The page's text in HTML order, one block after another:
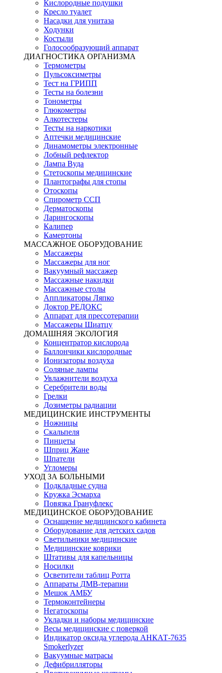
Кислородные подушки
Кресло туалет
Насадки для унитаза
Ходунки
Костыли
Голосообразующий аппарат
ДИАГНОСТИКА ОРГАНИЗМА
Термометры
Пульсоксиметры
Тест на ГРИПП
Тесты на болезни
Тонометры
Глюкометры
Алкотестеры
Тесты на наркотики
Аптечки медицинские
Динамометры электронные
Лобный рефлектор
Лампа Вуда
Стетоскопы медицинские
Плантографы для стопы
Отоскопы
Спирометр ССП
Дерматоскопы
Ларингоскопы
Калипер
Камертоны
МАССАЖНОЕ ОБОРУДОВАНИЕ
Массажеры
Массажеры для ног
Вакуумный массажер
Массажные накидки
Массажные столы
Аппликаторы Ляпко
Доктор РЕДОКС
Аппарат для прессотерапии
Массажеры Шиатцу
ДОМАШНЯЯ ЭКОЛОГИЯ
Концентратор кислорода
Баллончики кислородные
Ионизаторы воздуха
Соляные лампы
Увлажнители воздуха
Серебрители воды
Грелки
Дозиметры радиации
МЕДИЦИНСКИЕ ИНСТРУМЕНТЫ
Ножницы
Скальпеля
Пинцеты
Шприц Жане
Шпатели
Угломеры
УХОД ЗА БОЛЬНЫМИ
Подкладные судна
Кружка Эсмарха
Повязка Грануфлекс
МЕДИЦИНСКОЕ ОБОРУДОВАНИЕ
Оснащение медицинского кабинета
Оборудование для детских садов
Светильники медицинские
Медицинские коврики
Штативы для капельницы
Носилки
Осветители таблиц Ротта
Аппараты ДМВ-терапии
Мешок АМБУ
Термоконтейнеры
Негатоскопы
Укладки и наборы медицинские
Весы медицинские с поверкой
Индикатор оксида углерода АНКАТ-7635
Smokerlyzer
Вакуумные матрасы
Дефибрилляторы